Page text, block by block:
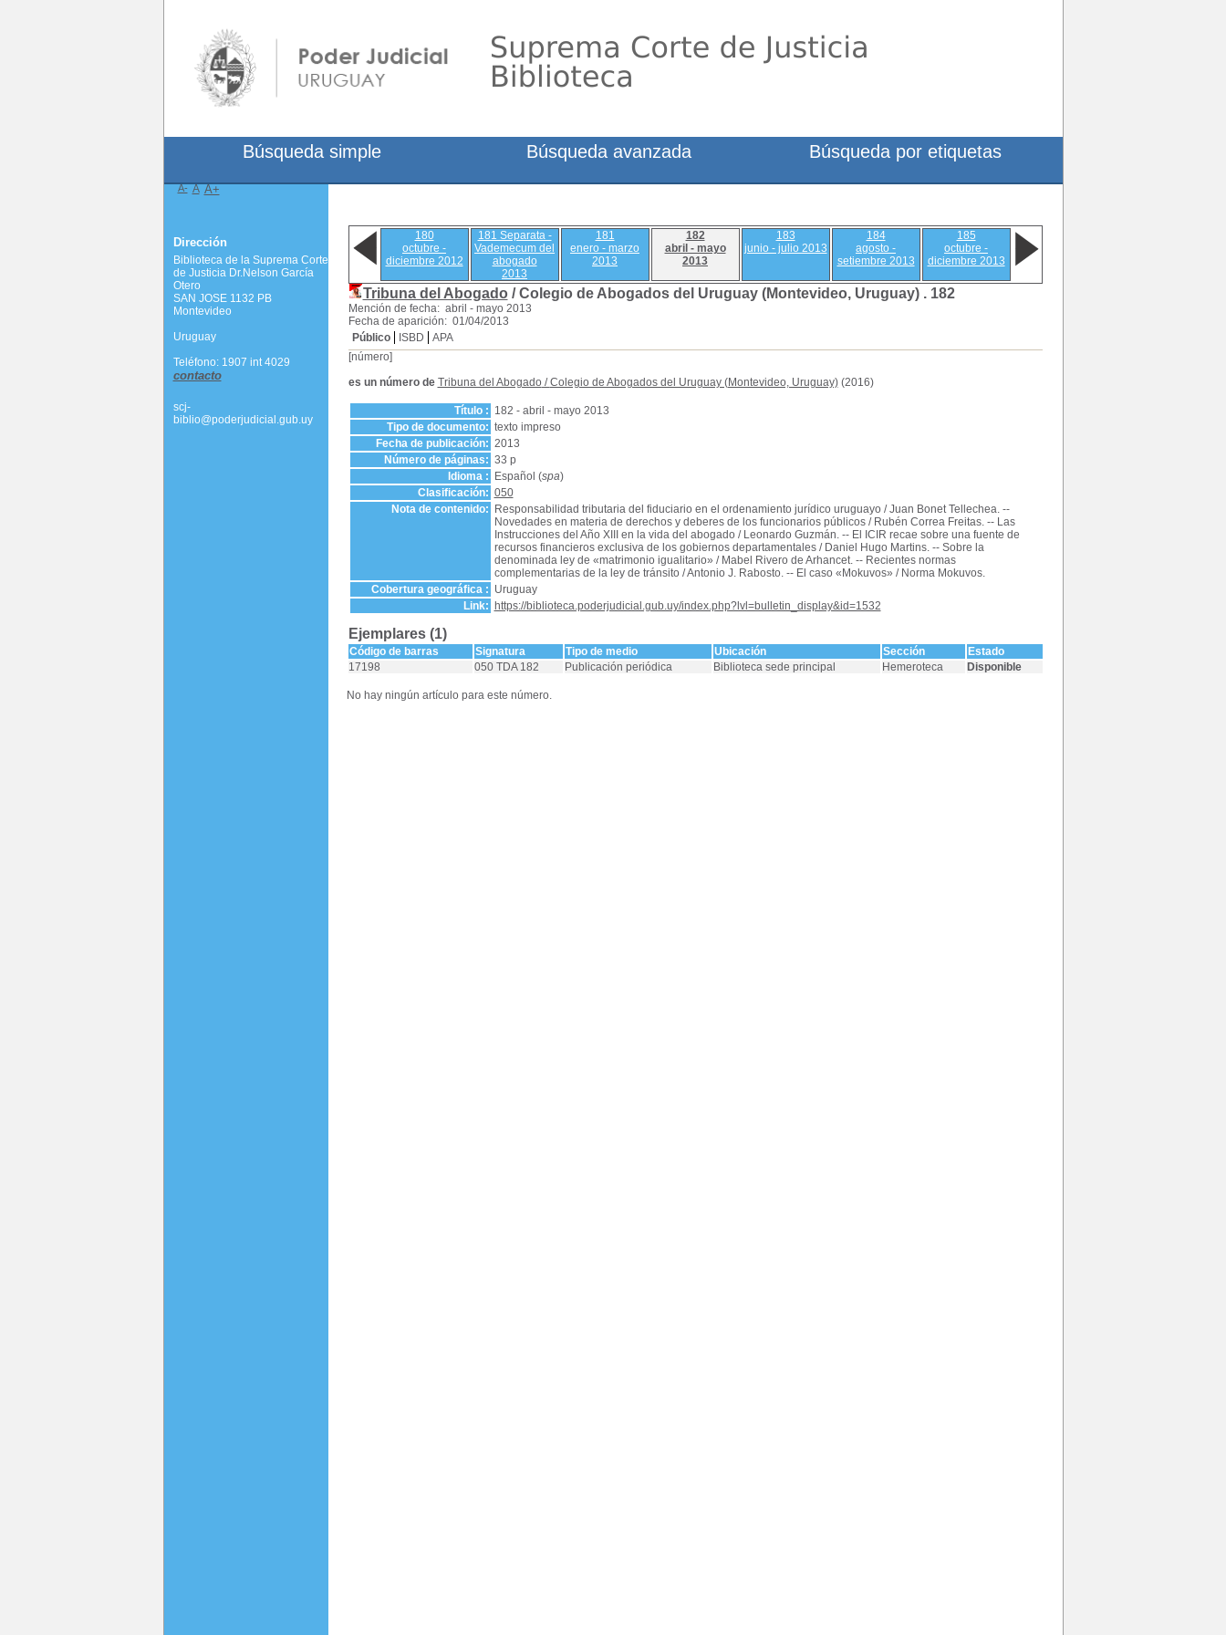
180
octubre -
diciembre 2012
181 Separata -
Vademecum del
abogado
2013
181
enero - marzo
2013
182
abril - mayo
2013
183
junio - julio 2013
184
agosto -
setiembre 2013
185
octubre -
diciembre 2013
Tribuna del Abogado / Colegio de Abogados del Uruguay (Montevideo, Uruguay) . 182
Mención de fecha: abril - mayo 2013
Fecha de aparición: 01/04/2013
Público
ISBD
APA
[número]
es un número de Tribuna del Abogado/Colegio de Abogados del Uruguay (Montevideo, Uruguay)(2016)
Título : 182 - abril - mayo 2013
Tipo de documento: texto impreso
Fecha de publicación: 2013
Número de páginas: 33 p
Idioma :
Español (spa)
Clasificación: 050
Nota de contenido:
Responsabilidad tributaria del fiduciario en el ordenamiento jurídico uruguayo / Juan Bonet Tellechea. --
Novedades en materia de derechos y deberes de los funcionarios públicos / Rubén Correa Freitas. -- Las
Instrucciones del Año XIII en la vida del abogado / Leonardo Guzmán. -- El ICIR recae sobre una fuente de
recursos financieros exclusiva de los gobiernos departamentales / Daniel Hugo Martins. -- Sobre la
denominada ley de «matrimonio igualitario» / Mabel Rivero de Arhancet. -- Recientes normas
complementarias de la ley de tránsito / Antonio J. Rabosto. -- El caso «Mokuvos» / Norma Mokuvos.
Cobertura geográfica : Uruguay
Link:
https://biblioteca.poderjudicial.gub.uy/index.php?lvl=bulletin_display&id=1532
Ejemplares (1)
Código de barras Signatura Tipo de medio Ubicación Sección
Estado
17198
050 TDA 182 Publicación periódica Biblioteca sede principal Hemeroteca Disponible
No hay ningún artículo para este número.
Búsqueda simple Búsqueda avanzada Búsqueda por etiquetas
A- A A+
Dirección
Biblioteca de la Suprema Corte
de Justicia Dr.Nelson García
Otero
SAN JOSE 1132 PB
Montevideo
Uruguay
Teléfono: 1907 int 4029
contacto
scj-
biblio@poderjudicial.gub.uy